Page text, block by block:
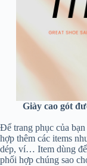
Giày cao gót
Để trang phục của
hợp thêm các items
dép, ví… Item dùng để
phối hợp chúng sao